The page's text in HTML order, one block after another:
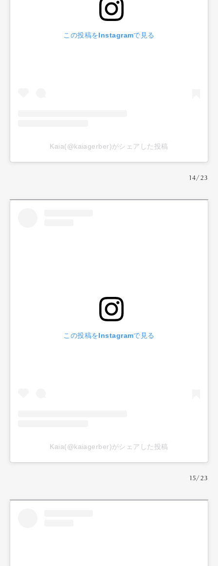
この投稿をInstagramで見る
Kaia(@kaiagerber)がシェアした投稿
14/23
この投稿をInstagramで見る
Kaia(@kaiagerber)がシェアした投稿
15/23